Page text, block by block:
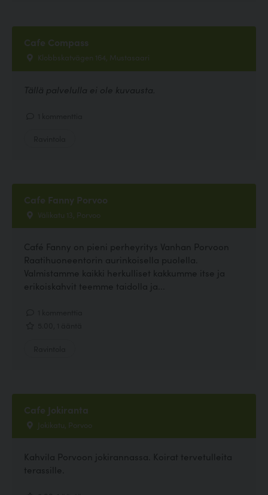
Cafe Compass
Klobbskatvägen 164, Mustasaari
Tällä palvelulla ei ole kuvausta.
Cafe Fanny Porvoo
Välikatu 13, Porvoo
Café Fanny on pieni perheyritys Vanhan Porvoon
Raatihuoneentorin aurinkoisella puolella.
Valmistamme kaikki herkulliset kakkumme itse ja
erikoiskahvit teemme taidolla ja...
Cafe Jokiranta
Jokikatu, Porvoo
Kahvila Porvoon jokirannassa. Koirat tervetulleita
terassille.